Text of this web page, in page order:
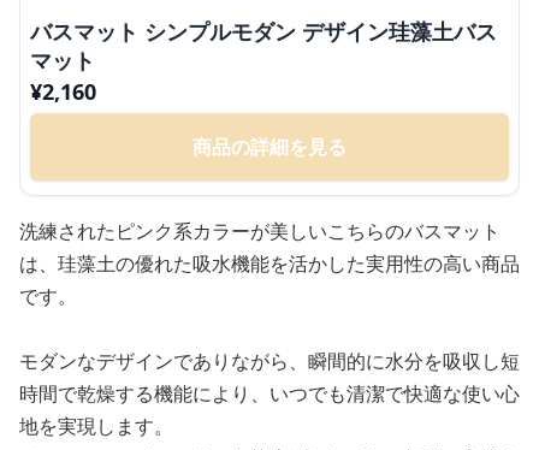
バスマット シンプルモダン デザイン珪藻土バス
マット
¥2,160
商品の詳細を見る
洗練されたピンク系カラーが美しいこちらのバスマット
は、珪藻土の優れた吸水機能を活かした実用性の高い商品
です。
モダンなデザインでありながら、瞬間的に水分を吸収し短
時間で乾燥する機能により、いつでも清潔で快適な使い心
地を実現します。